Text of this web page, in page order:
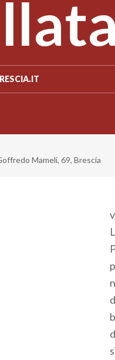
Mameli, 69, Brescia